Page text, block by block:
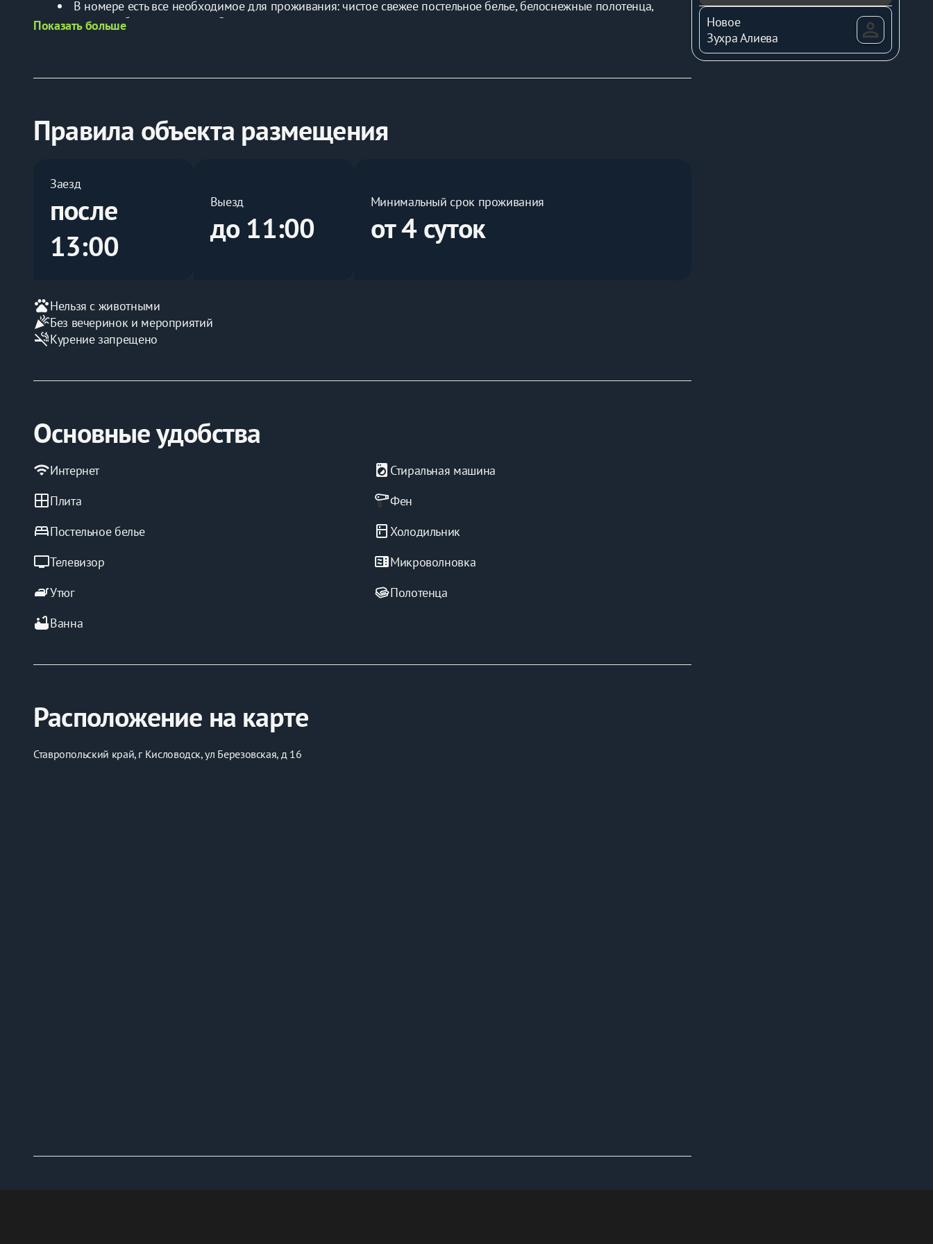
В номере есть все необходимое для проживания: чистое свежее постельное белье, белоснежные полотенца,
хорошая бытовая техника, Smart-телевизоры.
Показать больше
Правила объекта размещения
Заезд
после
13:00
Выезд
до 11:00
Минимальный срок проживания
от 4 суток
petsНельзя с животными
celebrationБез вечеринок и мероприятий
smoke_freeКурение запрещено
Основные удобства
wifiИнтернет local_laundry_service Стиральная машина
windowПлита Фен
bedПостельное белье kitchen Холодильник
tvТелевизор microwaveМикроволновка
ironУтюг Полотенца
bathtubВанна
Расположение на карте
Ставропольский край, г Кисловодск, ул Березовская, д 16
Новое
Зухра Алиева